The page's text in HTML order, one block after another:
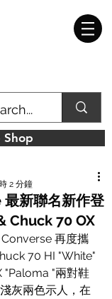
Shop
新聯名新作登
Chuck 70 OX
2 分鐘
再度攜
70 HI "White"
"Paloma "兩對鞋
灰兩色示人，在